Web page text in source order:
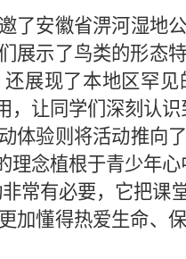
了安徽省淠河湿地
展示了鸟类的形态
还展现了本地区罕
，让同学们深刻认识
体验则将活动推向
理念植根于青少年心
常有必要，它把课
加懂得热爱生命、